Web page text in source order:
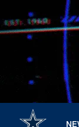
main
content